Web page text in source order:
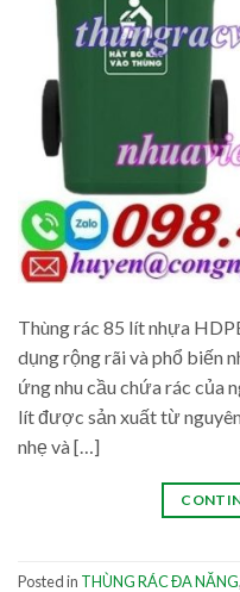
Thùng rác 85 lít nhựa
dụng rộng rãi và phổ biến
ứng nhu cầu chứa rác của
lít được sản xuất từ
nhẹ và […]
Posted in THÙNG RÁC ĐA NĂNG,